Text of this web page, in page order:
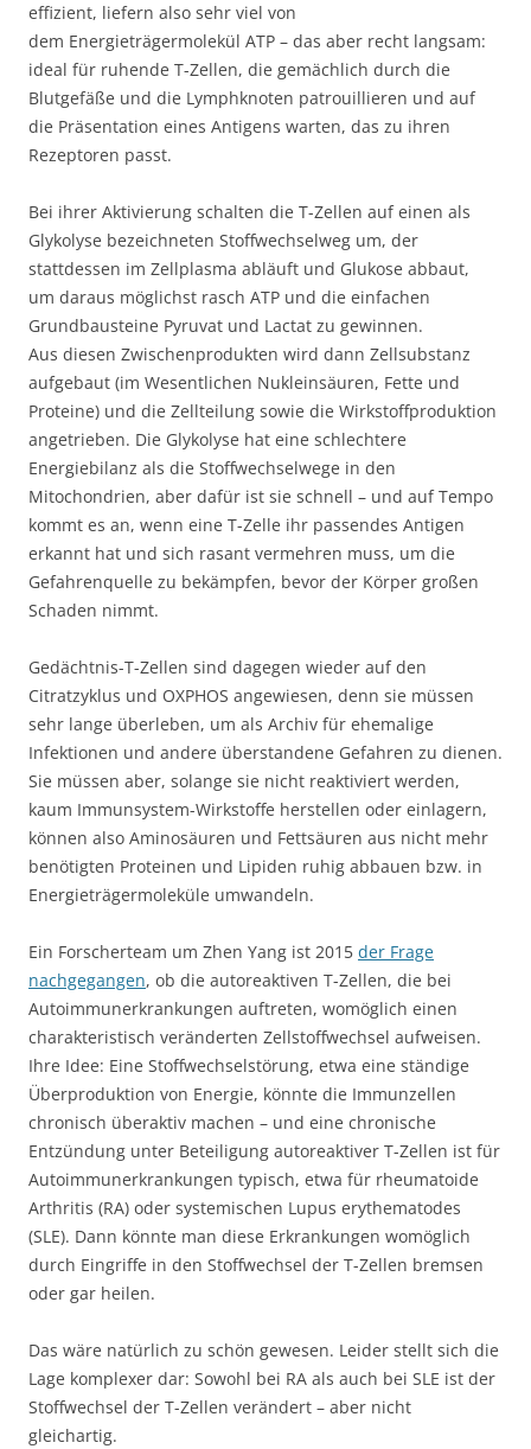
effizient, liefern also sehr viel von
dem Energieträgermolekül ATP – das aber recht langsam:
ideal für ruhende T-Zellen, die gemächlich durch die
Blutgefäße und die Lymphknoten patrouillieren und auf
die Präsentation eines Antigens warten, das zu ihren
Rezeptoren passt.
Bei ihrer Aktivierung schalten die T-Zellen auf einen als
Glykolyse bezeichneten Stoffwechselweg um, der
stattdessen im Zellplasma abläuft und Glukose abbaut,
um daraus möglichst rasch ATP und die einfachen
Grundbausteine Pyruvat und Lactat zu gewinnen.
Aus diesen Zwischenprodukten wird dann Zellsubstanz
aufgebaut (im Wesentlichen Nukleinsäuren, Fette und
Proteine) und die Zellteilung sowie die Wirkstoffproduktion
angetrieben. Die Glykolyse hat eine schlechtere
Energiebilanz als die Stoffwechselwege in den
Mitochondrien, aber dafür ist sie schnell – und auf Tempo
kommt es an, wenn eine T-Zelle ihr passendes Antigen
erkannt hat und sich rasant vermehren muss, um die
Gefahrenquelle zu bekämpfen, bevor der Körper großen
Schaden nimmt.
Gedächtnis-T-Zellen sind dagegen wieder auf den
Citratzyklus und OXPHOS angewiesen, denn sie müssen
sehr lange überleben, um als Archiv für ehemalige
Infektionen und andere überstandene Gefahren zu dienen.
Sie müssen aber, solange sie nicht reaktiviert werden,
kaum Immunsystem-Wirkstoffe herstellen oder einlagern,
können also Aminosäuren und Fettsäuren aus nicht mehr
benötigten Proteinen und Lipiden ruhig abbauen bzw. in
Energieträgermoleküle umwandeln.
Ein Forscherteam um Zhen Yang ist 2015 der Frage
nachgegangen, ob die autoreaktiven T-Zellen, die bei
Autoimmunerkrankungen auftreten, womöglich einen
charakteristisch veränderten Zellstoffwechsel aufweisen.
Ihre Idee: Eine Stoffwechselstörung, etwa eine ständige
Überproduktion von Energie, könnte die Immunzellen
chronisch überaktiv machen – und eine chronische
Entzündung unter Beteiligung autoreaktiver T-Zellen ist für
Autoimmunerkrankungen typisch, etwa für rheumatoide
Arthritis (RA) oder systemischen Lupus erythematodes
(SLE). Dann könnte man diese Erkrankungen womöglich
durch Eingriffe in den Stoffwechsel der T-Zellen bremsen
oder gar heilen.
Das wäre natürlich zu schön gewesen. Leider stellt sich die
Lage komplexer dar: Sowohl bei RA als auch bei SLE ist der
Stoffwechsel der T-Zellen verändert – aber nicht
gleichartig.